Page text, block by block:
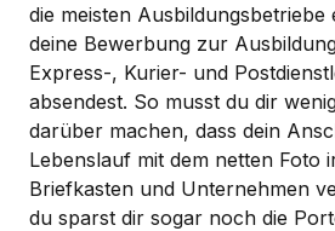
die meisten
deine Bewerbung zur
Express-, Kurier- und
absendest. So musst du dir
darüber machen, dass dein
Lebenslauf mit dem netten Foto
Briefkasten und Unternehmen
du sparst dir sogar noch die